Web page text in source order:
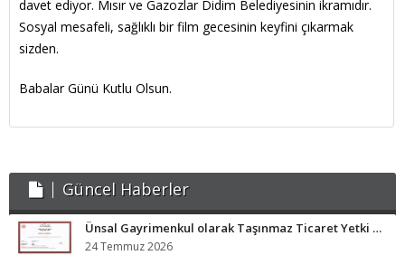
davet ediyor. Mısır ve Gazozlar Didim Belediyesinin ikramıdır.
Sosyal mesafeli, sağlıklı bir film gecesinin keyfini çıkarmak
sizden.
Babalar Günü Kutlu Olsun.
Güncel Haberler
Ünsal Gayrimenkul olarak Taşınmaz Ticaret Yetki Belgesi sahibi işletmeyiz.
24 Temmuz 2026